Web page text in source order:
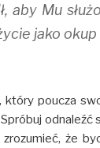
aby Mu
jako okup
który poucza
odnaleźć
że